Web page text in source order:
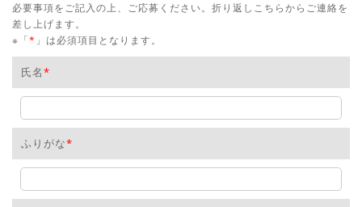
必要事項をご記入の上、ご応募ください。折り返しこちらからご連絡を
差し上げます。
※「* 」は必須項目となります。
氏名*
ふりがな*